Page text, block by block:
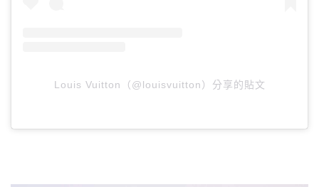
Louis Vuitton（@louisvuitton）分享的貼文